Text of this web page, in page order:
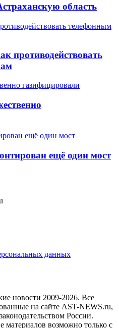
область
противодействовать
ещё один мост
данных
новости 2009-2026. Все
на сайте AST-NEWS.ru,
России.
материалов возможно только с